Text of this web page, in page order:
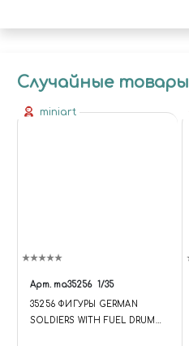
Случайные товары
miniart
Арт. ma35256 1/35
35256 ФИГУРЫ GERMAN
SOLDIERS WITH FUEL DRUMS